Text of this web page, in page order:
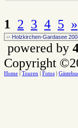
1 2 3 4 5 »
powered by
Copyright
Home Touren Fotos